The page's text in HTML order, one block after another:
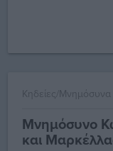
Κηδείες/Μνημόσυνα
Μνημόσυνο
και